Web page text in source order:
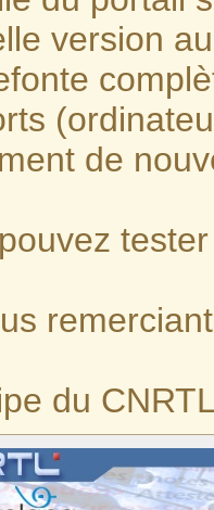
version au
de
du CNRTL